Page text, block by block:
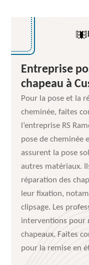
Entreprise
chapeau à
Pour la pose et la
cheminée, faites
l’entreprise RS
pose de cheminée
assurent la pose
autres matériaux.
réparation des
leur fixation,
clipsage. Les
interventions pour
chapeaux. Faites
pour la remise en